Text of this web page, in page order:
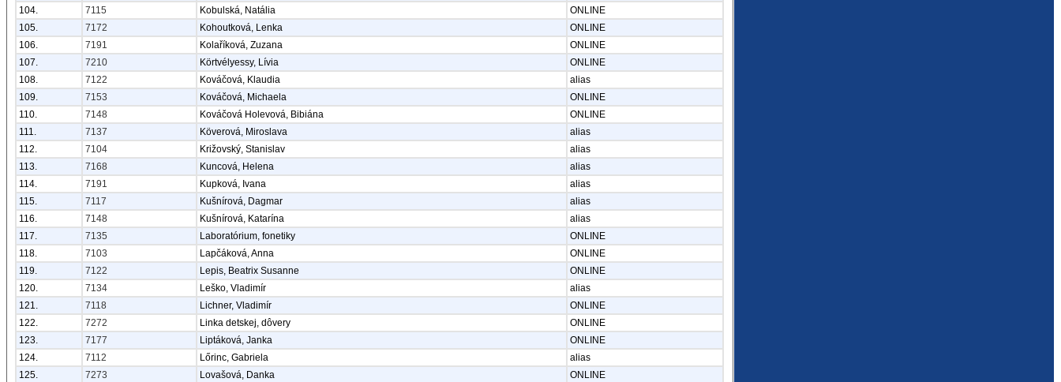
104.
7115 Kobulská, Natália
ONLINE
105.
7172 Kohoutková, Lenka
ONLINE
106.
7191 Kolaříková, Zuzana
ONLINE
107.
7210 Körtvélyessy, Lívia
ONLINE
108.
7122 Kováčová, Klaudia
alias
109.
7153 Kováčová, Michaela
ONLINE
110.
7148 Kováčová Holevová, Bibiána
ONLINE
111.
7137 Köverová, Miroslava
alias
112.
7104 Križovský, Stanislav
alias
113.
7168 Kuncová, Helena
alias
114.
7191 Kupková, Ivana
alias
115.
7117 Kušnírová, Dagmar
alias
116.
7148 Kušnírová, Katarína
alias
117.
7135 Laboratórium, fonetiky
ONLINE
118.
7103 Lapčáková, Anna
ONLINE
119.
7122 Lepis, Beatrix Susanne
ONLINE
120.
7134 Leško, Vladimír
alias
121.
7118 Lichner, Vladimír
ONLINE
122.
7272 Linka detskej, dôvery
ONLINE
123.
7177 Liptáková, Janka
ONLINE
124.
7112 Lőrinc, Gabriela
alias
125.
7273 Lovašová, Danka
ONLINE